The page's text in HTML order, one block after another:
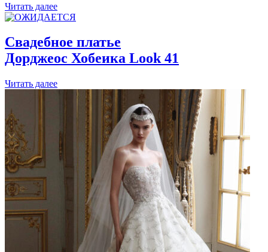
Читать далее
Свадебное платье
Дорджеос Хобеика Look 41
Читать далее